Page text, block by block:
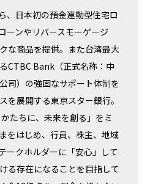
、日本初の預金連動型住宅ロ
ーンやリバースモーゲージ
な商品を提供。また台湾最大
CTBC Bank（正式名称：中
司）の強固なサポート体制を
を展開する東京スター銀行。
たちに、未来を創る」をミ
をはじめ、行員、株主、地域
ークホルダーに「安心」して
る存在になることを目指して